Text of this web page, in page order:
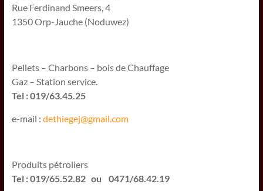
Rue Ferdinand Smeers, 4
1350 Orp-Jauche (Noduwez)
Pellets – Charbons – bois de Chauffage
Gaz – Station service.
Tel : 019/63.45.25
e-mail : dethiegej@gmail.com
Produits pétroliers
Tel : 019/65.52.82 ou 0471/68.42.19